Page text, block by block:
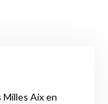
Milles Aix en